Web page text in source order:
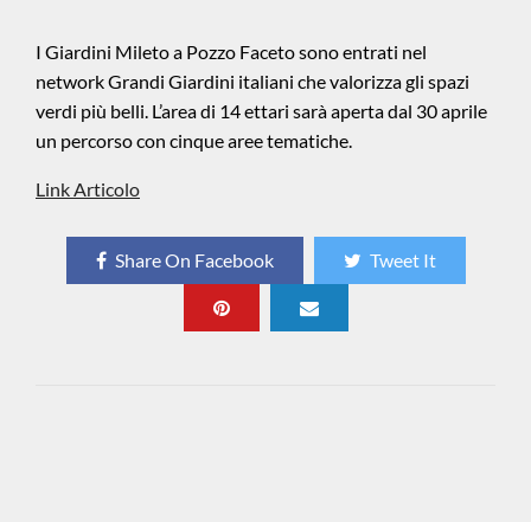
I Giardini Mileto a Pozzo Faceto sono entrati nel
network Grandi Giardini italiani che valorizza gli spazi
verdi più belli. L’area di 14 ettari sarà aperta dal 30 aprile
un percorso con cinque aree tematiche.
Link Articolo
Share On Facebook Tweet It